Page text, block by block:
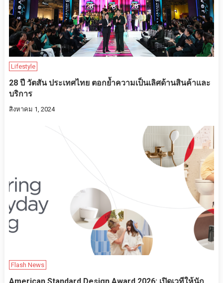
Lifestyle
28 ปี วัตสัน ประเทศไทย ตอกย้ำความเป็นเลิศด้านสินค้าและ
บริการ
สิงหาคม 1, 2024
Flash News